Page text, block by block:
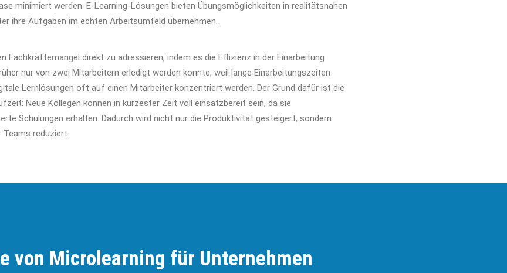
minimiert werden. E-Learning-Lösungen bieten Übungsmöglichkeiten in realitätsnahen
ihre Aufgaben im echten Arbeitsumfeld übernehmen.
Fachkräftemangel direkt zu adressieren, indem es die Effizienz in der Einarbeitung
nur von zwei Mitarbeitern erledigt werden konnte, weil lange Einarbeitungszeiten
Lernlösungen oft auf einen Mitarbeiter konzentriert werden. Der Grund dafür ist die
Neue Kollegen können in kürzester Zeit voll einsatzbereit sein, da sie
Schulungen erhalten. Dadurch wird nicht nur die Produktivität gesteigert, sondern
Teams reduziert.
von Microlearning für Unternehmen